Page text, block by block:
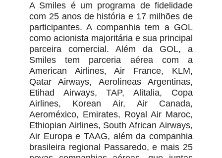
A Smiles é um programa de fidelidade
com 25 anos de história e 17 milhões de
participantes. A companhia tem a GOL
como acionista majoritária e sua principal
parceira comercial. Além da GOL, a
Smiles tem parceria aérea com a
American Airlines, Air France, KLM,
Qatar Airways, Aerolíneas Argentinas,
Etihad Airways, TAP, Alitalia, Copa
Airlines, Korean Air, Air Canada,
Aeroméxico, Emirates, Royal Air Maroc,
Ethiopian Airlines, South African Airways,
Air Europa e TAAG, além da companhia
brasileira regional Passaredo, e mais 25